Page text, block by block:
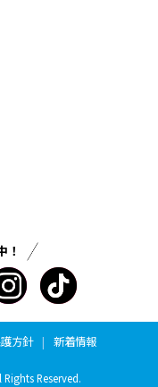
！
方針 新着情報
Reserved.